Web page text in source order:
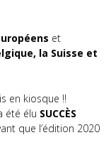
et
la Suisse et
en kiosque !!
été élu SUCCÈS
que l’édition 2020